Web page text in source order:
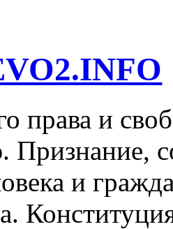
права и
Признание,
и